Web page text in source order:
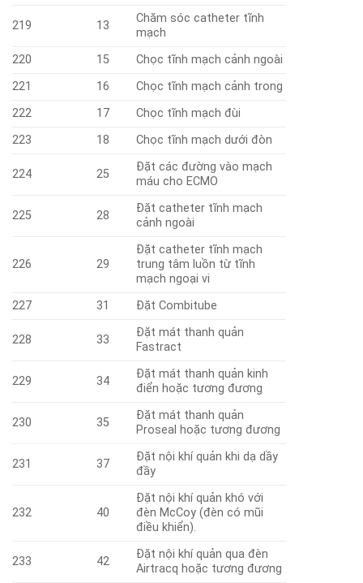
219 13
Chăm sóc catheter tĩnh
mạch
220
15
Chọc tĩnh mạch cảnh ngoài
221
16
Chọc tĩnh mạch cảnh trong
222
17
Chọc tĩnh mạch đùi
223
18 Chọc tĩnh mạch dưới đòn
224 25
Đặt các đường vào mạch
máu cho ECMO
225 28
Đặt catheter tĩnh mạch
cảnh ngoài
226 29
Đặt catheter tĩnh mạch
trung tâm luồn từ tĩnh
mạch ngoại vi
227
31 Đặt Combitube
228 33
Đặt mát thanh quản
Fastract
229 34
Đặt mát thanh quản kinh
điển hoặc tương đương
230 35
Đặt mát thanh quản
Proseal hoặc tương đương
231 37
Đặt nội khí quản khi dạ dầy
đầy
232 40
Đặt nội khí quản khó với
đèn McCoy (đèn có mũi
điều khiển).
233 42
Đặt nội khí quản qua đèn
Airtracq hoặc tương đương